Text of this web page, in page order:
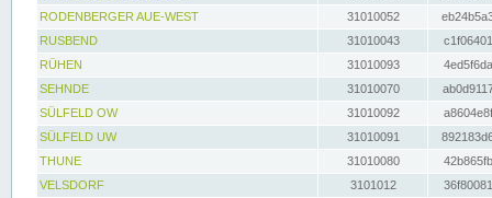
RODENBERGER AUE-WEST
31010052
RUSBEND
31010043
RÜHEN
31010093
SEHNDE
31010070
SÜLFELD OW
31010092
SÜLFELD UW
31010091
THUNE
31010080
VELSDORF
3101012